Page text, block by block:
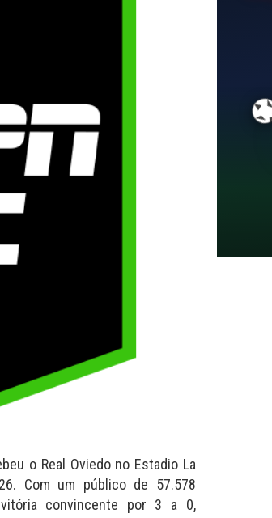
o Real Oviedo no Estadio La
Com um público de 57.578
convincente por 3 a 0,